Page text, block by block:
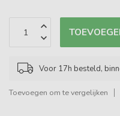
Voor 17h besteld,
Toevoegen om te vergelijken